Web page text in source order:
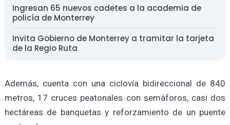
Ingresan 65 nuevos cadetes a la academia de
policía de Monterrey
Invita Gobierno de Monterrey a tramitar la tarjeta
de la Regio Ruta
Además, cuenta con una ciclovía bidireccional de 840
metros, 17 cruces peatonales con semáforos, casi dos
hectáreas de banquetas y reforzamiento de un puente